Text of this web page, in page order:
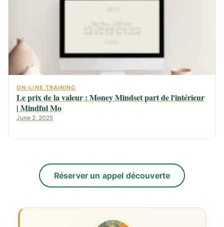
ON-LINE TRAINING
Le prix de la valeur : Money Mindset part de l'intérieur
| Mindful Mo
June 2, 2025
Réserver un appel découverte